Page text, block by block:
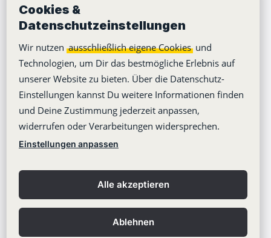
Cookies &
Datenschutzeinstellungen
Wir nutzen ausschließlich eigene Cookies und
Technologien, um Dir das bestmögliche Erlebnis auf
unserer Website zu bieten. Über die Datenschutz-
Einstellungen kannst Du weitere Informationen finden
und Deine Zustimmung jederzeit anpassen,
widerrufen oder Verarbeitungen widersprechen.
Einstellungen anpassen
Alle akzeptieren
Ablehnen
Webinare
Learning Center
Blog
Copyright © 2012-2026
Kontakt
Datenschutzeinstellungen